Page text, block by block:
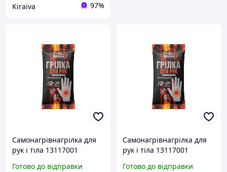
Kiraiva 97%
Самонагрівнагрілка для
рук і тіла 13117001
Готово до відправки
Самонагрівнагрілка для
рук і тіла 13117001
Готово до відправки